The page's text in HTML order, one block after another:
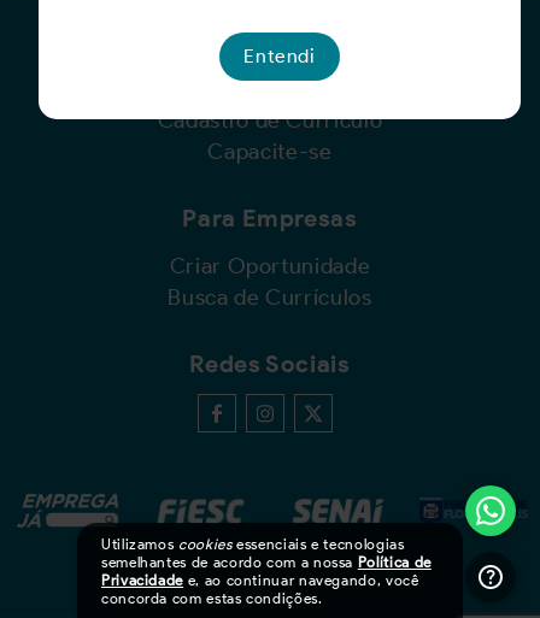
Para Candidatos
Busca de Oportunidades
Cadastro de Currículo
Capacite-se
Para Empresas
Criar Oportunidade
Busca de Currículos
Redes Sociais
Utilizamos cookiesessenciais e tecnologias
semelhantes de acordo com a nossa Política de
Privacidade e, ao continuar navegando, você
concorda com estas condições.
Entendi